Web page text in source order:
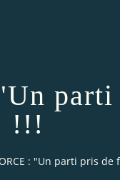
!!!
: "Un parti pris de